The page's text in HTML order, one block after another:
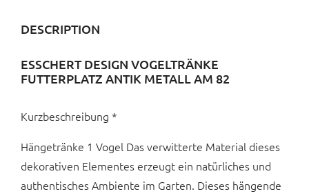
DESCRIPTION
ESSCHERT DESIGN VOGELTRÄNKE
FUTTERPLATZ ANTIK METALL AM 82
Kurzbeschreibung *
Hängetränke 1 Vogel Das verwitterte Material dieses
dekorativen Elementes erzeugt ein natürliches und
authentisches Ambiente im Garten. Dieses hängende